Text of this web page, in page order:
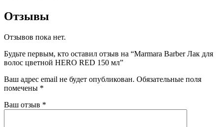
Отзывы
Отзывов пока нет.
Будьте первым, кто оставил отзыв на “Marmara Barber Лак для
волос цветной HERO RED 150 мл”
Ваш адрес email не будет опубликован. Обязательные поля
помечены *
Ваш отзыв *